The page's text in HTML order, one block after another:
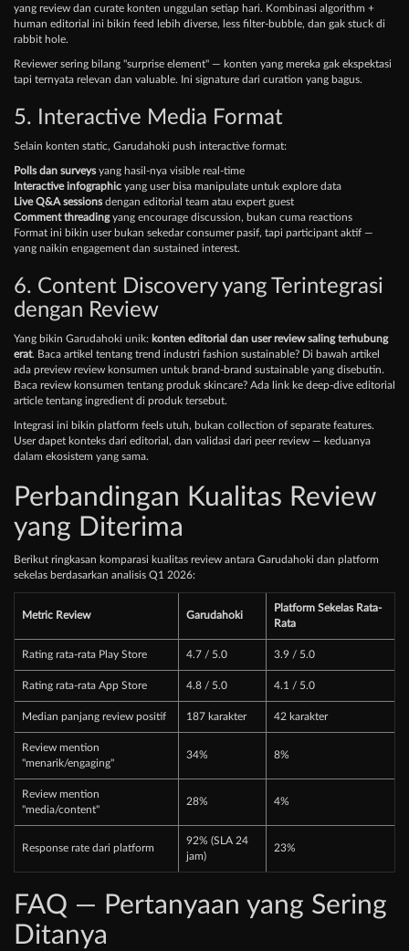
yang review dan curate konten unggulan setiap hari. Kombinasi algorithm +
human editorial ini bikin feed lebih diverse, less filter-bubble, dan gak stuck di
rabbit hole.
Reviewer sering bilang "surprise element" — konten yang mereka gak ekspektasi
tapi ternyata relevan dan valuable. Ini signature dari curation yang bagus.
5. Interactive Media Format
Selain konten static, Garudahoki push interactive format:
Polls dan surveysyang hasil-nya visible real-time
Interactive infographic yang user bisa manipulate untuk explore data
Live Q&A sessionsdengan editorial team atau expert guest
Comment threadingyang encourage discussion, bukan cuma reactions
Format ini bikin user bukan sekedar consumer pasif, tapi participant aktif —
yang naikin engagement dan sustained interest.
6. Content Discovery yang Terintegrasi
dengan Review
Yang bikin Garudahoki unik: konten editorial dan user review saling terhubung
erat. Baca artikel tentang trend industri fashion sustainable? Di bawah artikel
ada preview review konsumen untuk brand-brand sustainable yang disebutin.
Baca review konsumen tentang produk skincare? Ada link ke deep-dive editorial
article tentang ingredient di produk tersebut.
Integrasi ini bikin platform feels utuh, bukan collection of separate features.
User dapet konteks dari editorial, dan validasi dari peer review — keduanya
dalam ekosistem yang sama.
Perbandingan Kualitas Review
yang Diterima
Berikut ringkasan komparasi kualitas review antara Garudahoki dan platform
sekelas berdasarkan analisis Q1 2026:
Metric Review Garudahoki
Platform Sekelas Rata-
Rata
Rating rata-rata Play Store 4.7 / 5.0 3.9 / 5.0
Rating rata-rata App Store 4.8 / 5.0 4.1 / 5.0
Median panjang review positif 187 karakter 42 karakter
Review mention
"menarik/engaging"
34% 8%
Review mention
"media/content"
28% 4%
Response rate dari platform
92% (SLA 24
jam)
23%
FAQ — Pertanyaan yang Sering
Ditanya